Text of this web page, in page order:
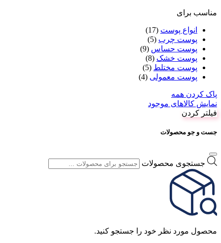
مناسب برای
انواع پوست (17)
پوست چرب (5)
پوست حساس (9)
پوست خشک (8)
پوست مختلط (5)
پوست معمولی (4)
پاک کردن همه
نمایش کالاهای موجود
فیلتر کردن
جست و جو محصولات
جستجوی محصولات
محصول مورد نظر خود را جستجو کنید.